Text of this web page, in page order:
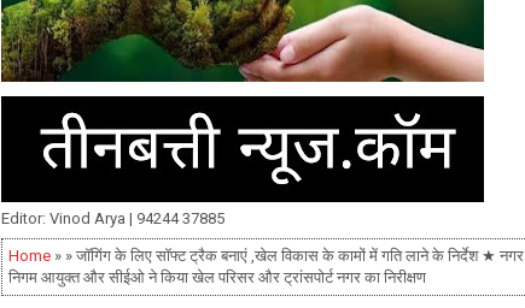
Editor: Vinod Arya | 94244 37885
Home » » जॉगिंग के लिए सॉफ्ट ट्रैक बनाएं ,खेल विकास के कामों में गति लाने के निर्देश ★ नगर
निगम आयुक्त और सीईओ ने किया खेल परिसर और ट्रांसपोर्ट नगर का निरीक्षण